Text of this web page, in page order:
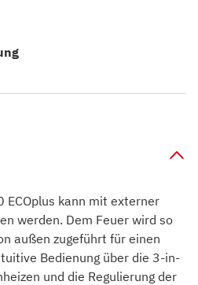
ECOplus kann mit externer
werden. Dem Feuer wird so
außen zugeführt für einen
Bedienung über die 3-in-
und die Regulierung der